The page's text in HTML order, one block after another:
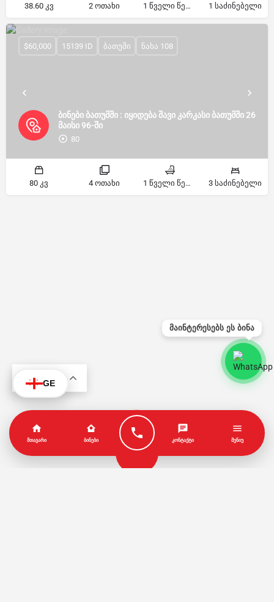
38.60 კვ 2 ოთახი 1 წველი წერტილი 1 საძინებელი
ბინები ბათუმში : იყიდება შავი კარკასი ბათუმში 26
მაისი 96-ში
80
$60,000 15139 ID ბათუმი ნახა 108
80 კვ 4 ოთახი 1 წველი წერტილი 3 საძინებელი
GE
ᲛᲗᲐᲕᲐᲠᲘ ᲑᲘᲜᲔᲑᲘ ᲙᲝᲜᲢᲐᲥᲢᲘ ᲛᲔᲜᲘᲣ
KA
მაინტერესებს ეს ბინა